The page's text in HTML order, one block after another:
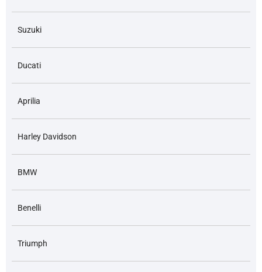
Suzuki
Ducati
Aprilia
Harley Davidson
BMW
Benelli
Triumph